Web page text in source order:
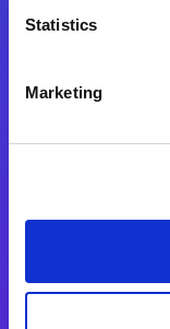
Statistics
Marketing